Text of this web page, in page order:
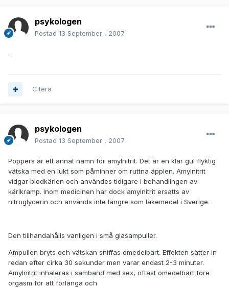
psykologen
Postad 13 September , 2007
.
Citera
psykologen
Postad 13 September , 2007
Poppers är ett annat namn för amylnitrit. Det är en klar gul flyktig
vätska med en lukt som påminner om ruttna äpplen. Amylnitrit
vidgar blodkärlen och användes tidigare i behandlingen av
kärlkramp. Inom medicinen har dock amylnitrit ersatts av
nitroglycerin och används inte längre som läkemedel i Sverige.
Den tillhandahålls vanligen i små glasampuller.
Ampullen bryts och vätskan sniffas omedelbart. Effekten sätter in
redan efter cirka 30 sekunder men varar endast 2-3 minuter.
Amylnitrit inhaleras i samband med sex, oftast omedelbart före
orgasm för att förlänga och